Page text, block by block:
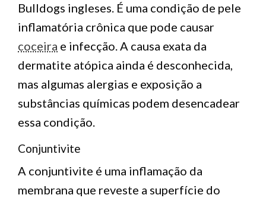
Bulldogs ingleses. É uma condição de pele
inflamatória crônica que pode causar
coceira e infecção. A causa exata da
dermatite atópica ainda é desconhecida,
mas algumas alergias e exposição a
substâncias químicas podem desencadear
essa condição.
Conjuntivite
A conjuntivite é uma inflamação da
membrana que reveste a superfície do